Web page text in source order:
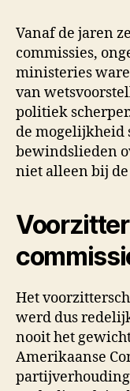
Vanaf de jaren
commissies,
ministeries
van
politiek
de mogelijkheid
bewindslieden
niet alleen bij
Het
werd dus
nooit het
Amerikaanse